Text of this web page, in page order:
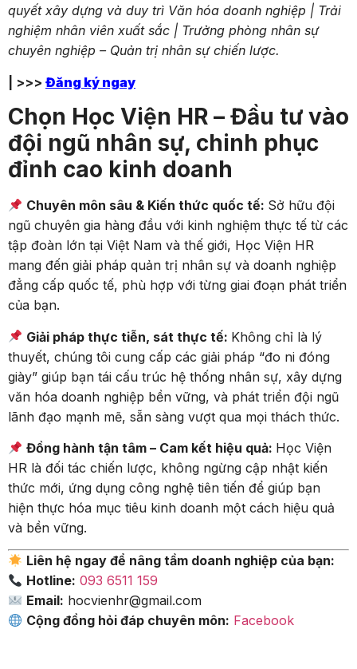
quyết xây dựng và duy trì Văn hóa doanh nghiệp | Trải
nghiệm nhân viên xuất sắc | Trưởng phòng nhân sự
chuyên nghiệp – Quản trị nhân sự chiến lược.
| >>> Đăng ký ngay
Chọn Học Viện HR – Đầu tư vào
đội ngũ nhân sự, chinh phục
đỉnh cao kinh doanh
Chuyên môn sâu & Kiến thức quốc tế: Sở hữu đội
ngũ chuyên gia hàng đầu với kinh nghiệm thực tế từ các
tập đoàn lớn tại Việt Nam và thế giới, Học Viện HR
mang đến giải pháp quản trị nhân sự và doanh nghiệp
đẳng cấp quốc tế, phù hợp với từng giai đoạn phát triển
của bạn.
Giải pháp thực tiễn, sát thực tế: Không chỉ là lý
thuyết, chúng tôi cung cấp các giải pháp “đo ni đóng
giày” giúp bạn tái cấu trúc hệ thống nhân sự, xây dựng
văn hóa doanh nghiệp bền vững, và phát triển đội ngũ
lãnh đạo mạnh mẽ, sẵn sàng vượt qua mọi thách thức.
Đồng hành tận tâm – Cam kết hiệu quả: Học Viện
HR là đối tác chiến lược, không ngừng cập nhật kiến
thức mới, ứng dụng công nghệ tiên tiến để giúp bạn
hiện thực hóa mục tiêu kinh doanh một cách hiệu quả
và bền vững.
Liên hệ ngay để nâng tầm doanh nghiệp của bạn:
Hotline: 093 6511 159
Email: hocvienhr@gmail.com
Cộng đồng hỏi đáp chuyên môn: Facebook